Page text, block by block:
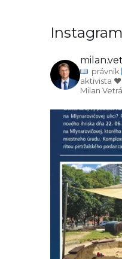
Instagram
právnik
aktivista ♥️
Milan